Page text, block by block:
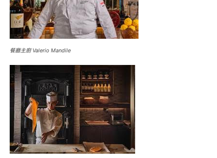
餐廳主廚 Valerio Mandile